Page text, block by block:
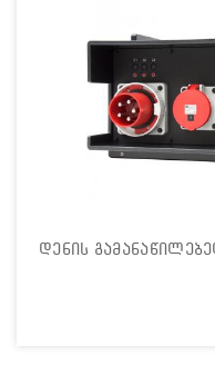
დენის